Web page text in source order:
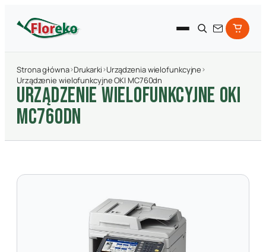
Strona główna›Drukarki›Urządzenia wielofunkcyjne›
Urządzenie wielofunkcyjne OKI MC760dn
URZąDZENIE WIELOFUNKCYJNE OKI
MC760DN